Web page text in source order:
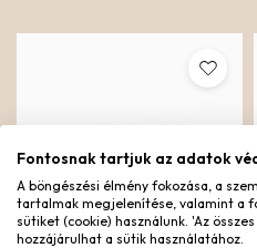
Fontosnak tartjuk az adatok
A böngészési élmény fokozása, a
tartalmak megjelenítése, valamint a
sütiket (cookie) használunk. 'Az
hozzájárulhat a sütik használatához.